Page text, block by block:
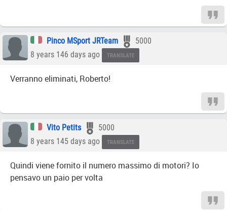
Pinco MSport JRTeam
5000
8 years 146 days ago
TRANSLATE
Verranno eliminati, Roberto!
Vito Petits
5000
8 years 145 days ago
TRANSLATE
Quindi viene fornito il numero massimo di motori? Io
pensavo un paio per volta